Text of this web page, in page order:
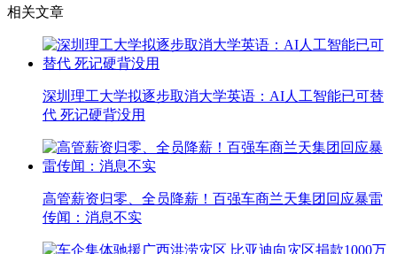
相关文章
深圳理工大学拟逐步取消大学英语：AI人工智能已可替
代 死记硬背没用
高管薪资归零、全员降薪！百强车商兰天集团回应暴雷
传闻：消息不实